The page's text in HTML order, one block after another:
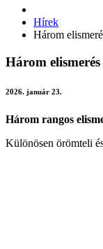
Hírek
Három
Három
2026. január 23.
Három rangos
Különösen örömteli